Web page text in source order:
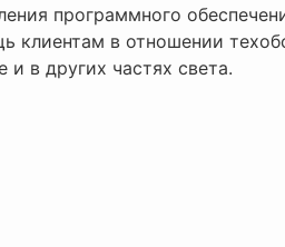
программного
клиентам в отношении
и в других частях света.